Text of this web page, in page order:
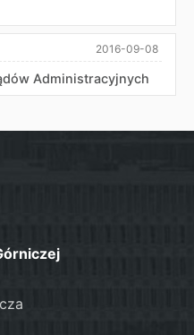
2016-09-08
Administracyjnych